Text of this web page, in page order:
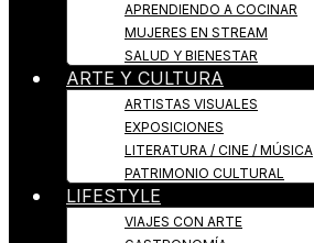
APRENDIENDO A COCINAR
MUJERES EN STREAM
SALUD Y BIENESTAR
ARTE Y CULTURA
ARTISTAS VISUALES
EXPOSICIONES
LITERATURA / CINE / MÚSICA
PATRIMONIO CULTURAL
LIFESTYLE
VIAJES CON ARTE